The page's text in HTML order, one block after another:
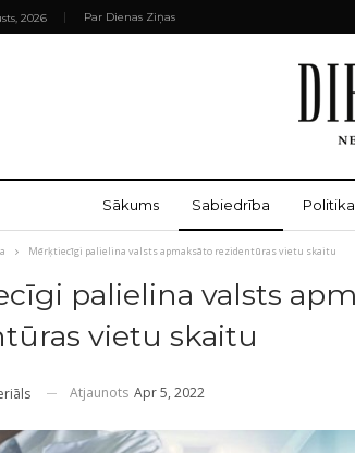
2026 Par Dienas Ziņas
Sākums Sabiedrība Politika
Mērķtiecīgi palielina valsts apmaksāto rezidentūras vietu skaitu
palielina valsts
vietu skaitu
Atjaunots Apr 5, 2022